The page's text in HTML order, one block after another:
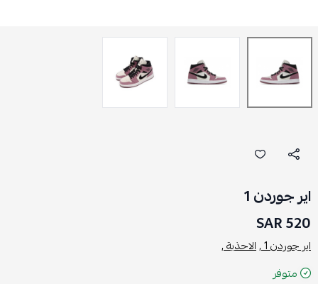
اير جوردن 1
520 SAR
اير جوردن 1 , الاحذية ,
متوفر